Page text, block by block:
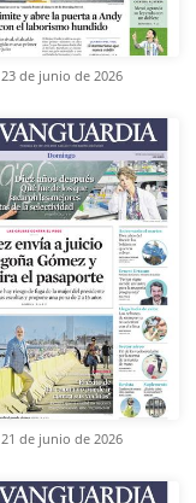
23 de junio de 2026
21 de junio de 2026